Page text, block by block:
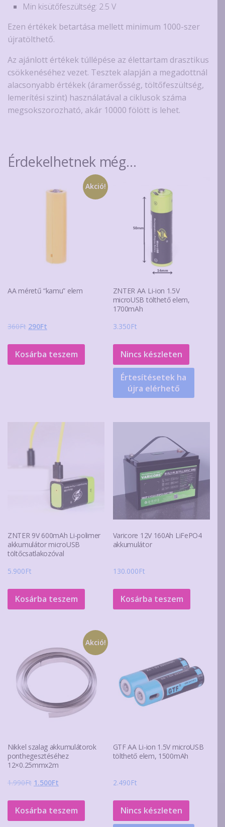
Min kisütőfeszültség: 2.5 V
Ezen értékek betartása mellett minimum 1000-szer
újratölthető.
Az ajánlott értékek túllépése az élettartam drasztikus
csökkenéséhez vezet. Tesztek alapján a megadottnál
alacsonyabb értékek (áramerősség, töltőfeszültség,
lemerítési szint) használatával a ciklusok száma
megsokszorozható, akár 10000 fölött is lehet.
Érdekelhetnek még…
Akció!
AA méretű “kamu” elem
360Ft Original
was:
360Ft.
290Ft
is:
290Ft.
Kosárba teszem
ZNTER AA Li-ion 1.5V
microUSB tölthető elem,
1700mAh
3.350Ft
Nincs készleten
Értesítésetek ha
újra elérhető
ZNTER 9V 600mAh Li-polimer
akkumulátor microUSB
töltőcsatlakozóval
5.900Ft
Kosárba teszem
Varicore 12V 160Ah LiFePO4
akkumulátor
130.000Ft
Kosárba teszem
Akció!
Nikkel szalag akkumulátorok
ponthegesztéséhez
12×0.25mmx2m
1.990Ft Original
was:
1.990Ft.
1.500Ft
is:
1.500Ft.
Kosárba teszem
GTF AA Li-ion 1.5V microUSB
tölthető elem, 1500mAh
2.490Ft
Nincs készleten